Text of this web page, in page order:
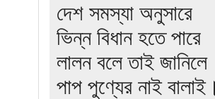
দেশ সমস্যা অনুসারে
ভিন্ন বিধান হতে পারে
লালন বলে তাই জানিলে
পাপ পুণ্যের নাই